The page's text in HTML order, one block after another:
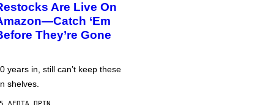
Are Live On
‘Em
They’re Gone
years in, still can’t keep these
shelves.